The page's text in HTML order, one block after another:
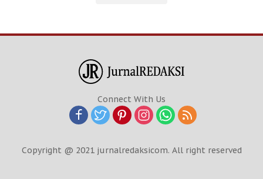
Connect With Us
Copyright @ 2021 jurnalredaksicom. All right reserved